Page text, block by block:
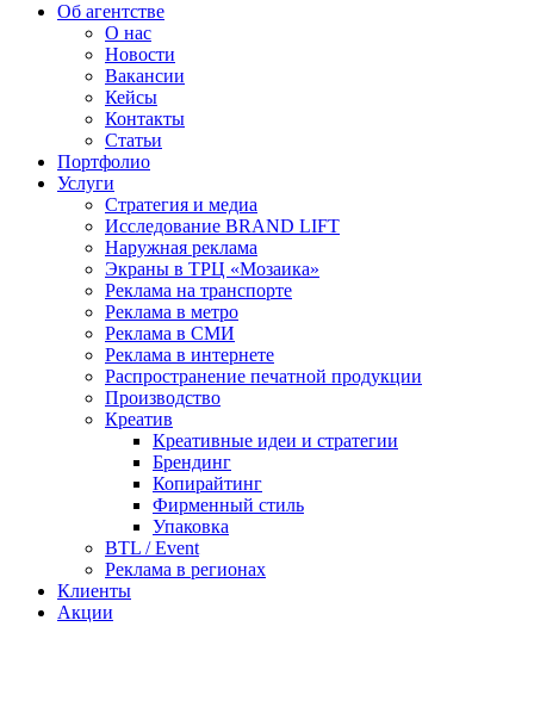
Об агентстве
О нас
Новости
Вакансии
Кейсы
Контакты
Статьи
Портфолио
Услуги
Стратегия и медиа
Исследование BRAND LIFT
Наружная реклама
Экраны в ТРЦ «Мозаика»
Реклама на транспорте
Реклама в метро
Реклама в СМИ
Реклама в интернете
Распространение печатной продукции
Производство
Креатив
Креативные идеи и стратегии
Брендинг
Копирайтинг
Фирменный стиль
Упаковка
BTL / Event
Реклама в регионах
Клиенты
Акции